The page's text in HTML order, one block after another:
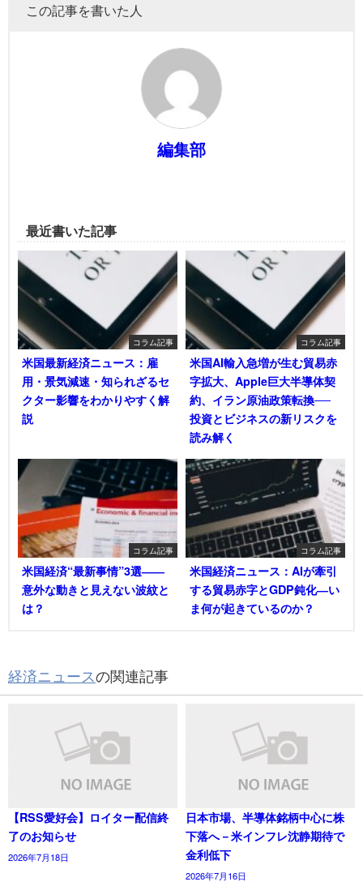
この記事を書いた人
編集部
最近書いた記事
コラム記事
米国最新経済ニュース：雇
用・景気減速・知られざるセ
クター影響をわかりやすく解
説
コラム記事
米国AI輸入急増が生む貿易赤
字拡大、Apple巨大半導体契
約、イラン原油政策転換──
投資とビジネスの新リスクを
読み解く
コラム記事
米国経済“最新事情”3選――
意外な動きと見えない波紋と
は？
コラム記事
米国経済ニュース：AIが牽引
する貿易赤字とGDP鈍化―い
ま何が起きているのか？
経済ニュースの関連記事
【RSS愛好会】ロイター配信終
了のお知らせ
2026年7月18日
日本市場、半導体銘柄中心に株
下落へ－米インフレ沈静期待で
金利低下
2026年7月16日